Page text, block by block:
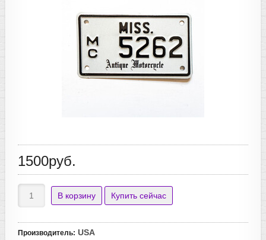
1500руб.
Производитель: USA